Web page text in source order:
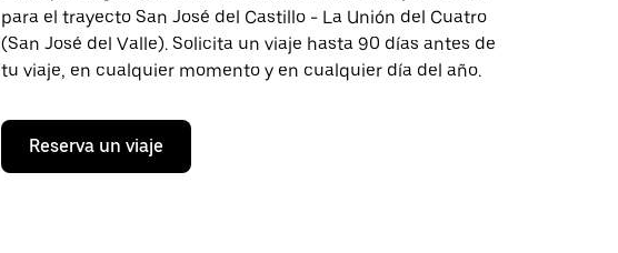
para el trayecto San José del Castillo - La Unión del Cuatro
(San José del Valle). Solicita un viaje hasta 90 días antes de
tu viaje, en cualquier momento y en cualquier día del año.
Reserva un viaje